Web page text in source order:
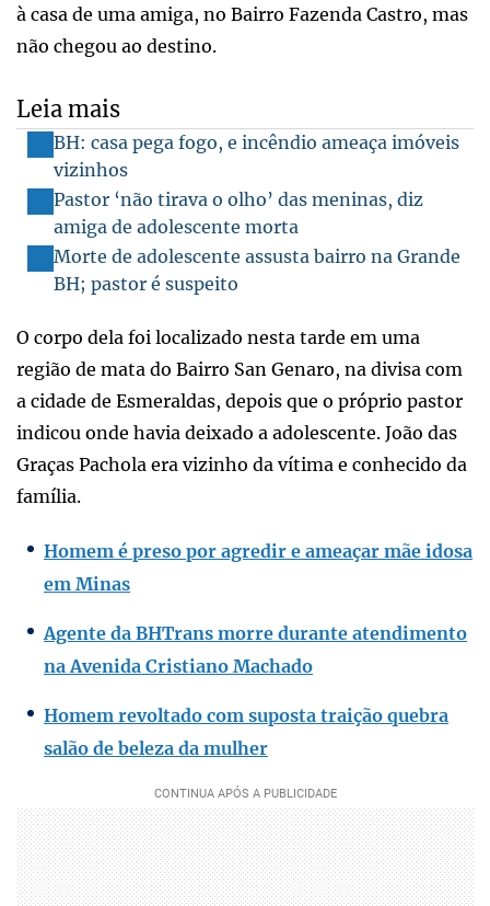
à casa de uma amiga, no Bairro Fazenda Castro, mas
não chegou ao destino.
Leia mais
BH: casa pega fogo, e incêndio ameaça imóveis
vizinhos
Pastor ‘não tirava o olho’ das meninas, diz
amiga de adolescente morta
Morte de adolescente assusta bairro na Grande
BH; pastor é suspeito
O corpo dela foi localizado nesta tarde em uma
região de mata do Bairro San Genaro, na divisa com
a cidade de Esmeraldas, depois que o próprio pastor
indicou onde havia deixado a adolescente. João das
Graças Pachola era vizinho da vítima e conhecido da
família.
Homem é preso por agredir e ameaçar mãe idosa
em Minas
Agente da BHTrans morre durante atendimento
na Avenida Cristiano Machado
Homem revoltado com suposta traição quebra
salão de beleza da mulher